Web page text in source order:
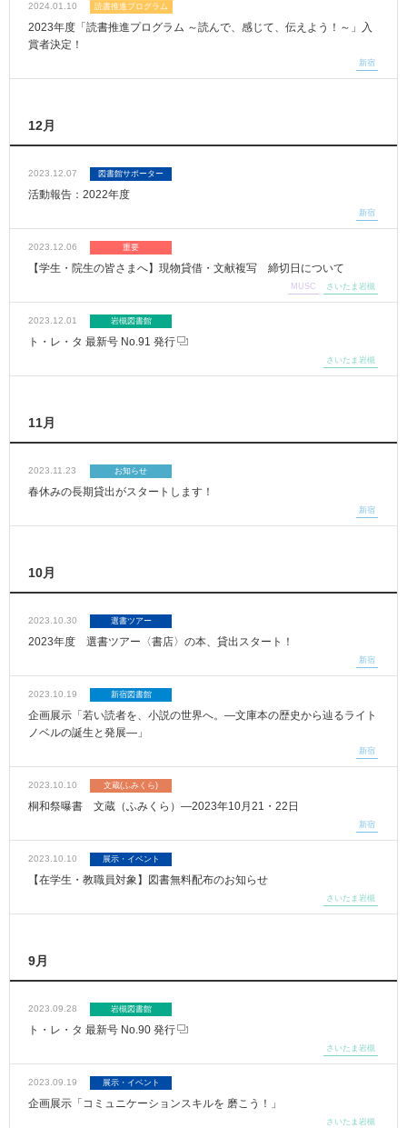
2024.01.10 読書推進プログラム
2023年度「読書推進プログラム ～読んで、感じて、伝えよう！～」入
賞者決定！
新宿
12月
2023.12.07 図書館サポーター
活動報告：2022年度
新宿
2023.12.06 重要
【学生・院生の皆さまへ】現物貸借・文献複写 締切日について
MUSC さいたま岩槻
2023.12.01 岩槻図書館
ト・レ・タ 最新号 No.91 発行
さいたま岩槻
11月
2023.11.23 お知らせ
春休みの長期貸出がスタートします！
新宿
10月
2023.10.30 選書ツアー
2023年度 選書ツアー〈書店〉の本、貸出スタート！
新宿
2023.10.19 新宿図書館
企画展示「若い読者を、小説の世界へ。―文庫本の歴史から辿るライト
ノベルの誕生と発展―」
新宿
2023.10.10 文蔵(ふみくら)
桐和祭曝書 文蔵（ふみくら）―2023年10月21・22日
新宿
2023.10.10 展示・イベント
【在学生・教職員対象】図書無料配布のお知らせ
さいたま岩槻
9月
2023.09.28 岩槻図書館
ト・レ・タ 最新号 No.90 発行
さいたま岩槻
2023.09.19 展示・イベント
企画展示「コミュニケーションスキルを 磨こう！」
さいたま岩槻